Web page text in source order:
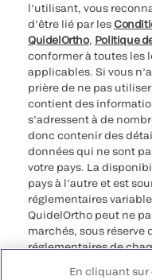
l’utilisant, vous
d’être lié par les
QuidelOrtho, Politique
conformer à toutes les
applicables. Si vous
prière de ne pas
contient des
s’adressent à de
donc contenir des
données qui ne sont
votre pays. La
pays à l’autre et est
réglementaires
QuidelOrtho peut ne
marchés, sous réserve
réglementaires de
En cliquant sur